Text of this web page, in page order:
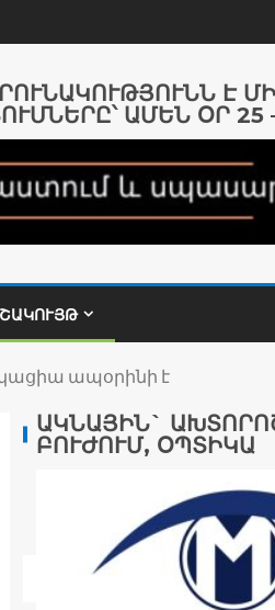
Է
ԱՄԵՆ ՕՐ 25
ապօրինի է
ԱԿՆԱՅԻՆ`
ԲՈՒԺՈՒՄ, ՕՊՏԻԿԱ